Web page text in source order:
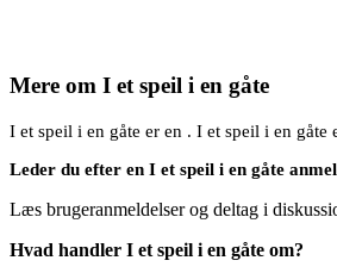
Mere om I et speil i en gåte
I et speil i en gåte er en . I et speil i en
Leder du efter en I et speil i en gåte
Læs brugeranmeldelser og deltag i
Hvad handler I et speil i en gåte om?